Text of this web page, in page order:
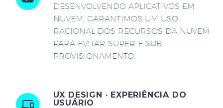
DESENVOLVENDO APLICATIVOS EM
NUVEM, GARANTIMOS UM USO
RACIONAL DOS RECURSOS DA NUVEM
PARA EVITAR SUPER E SUB
PROVISIONAMENTO.
UX DESIGN · EXPERIÊNCIA DO
USUÁRIO